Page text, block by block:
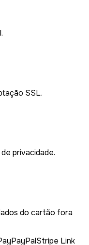
SSL.
privacidade.
do cartão fora
PayPalStripe Link